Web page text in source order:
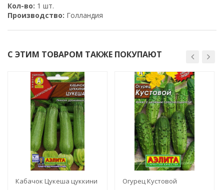
Кол-во: 1 шт.
Производство: Голландия
С ЭТИМ ТОВАРОМ ТАКЖЕ ПОКУПАЮТ
Кабачок Цукеша цуккини Огурец Кустовой